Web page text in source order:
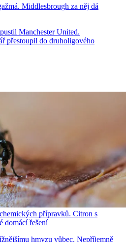
Middlesbrough za něj dá
Manchester United.
přestoupil do druholigového
přípravků. Citron s
domácí řešení
hmyzu vůbec. Nepříjemně